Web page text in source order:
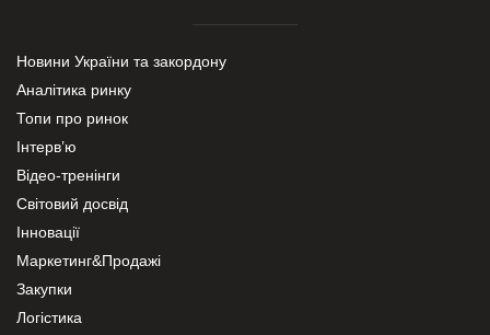
Новини України та закордону
Аналітика ринку
Топи про ринок
Інтерв’ю
Відео-тренінги
Світовий досвід
Інновації
Маркетинг&Продажі
Закупки
Логістика